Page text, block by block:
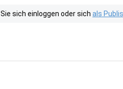
sich einloggen oder sich als